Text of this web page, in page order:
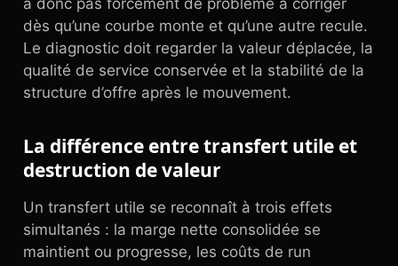
a donc pas forcément de problème à corriger
dès qu’une courbe monte et qu’une autre recule.
Le diagnostic doit regarder la valeur déplacée, la
qualité de service conservée et la stabilité de la
structure d’offre après le mouvement.
La différence entre transfert utile et
destruction de valeur
Un transfert utile se reconnaît à trois effets
simultanés : la marge nette consolidée se
maintient ou progresse, les coûts de run